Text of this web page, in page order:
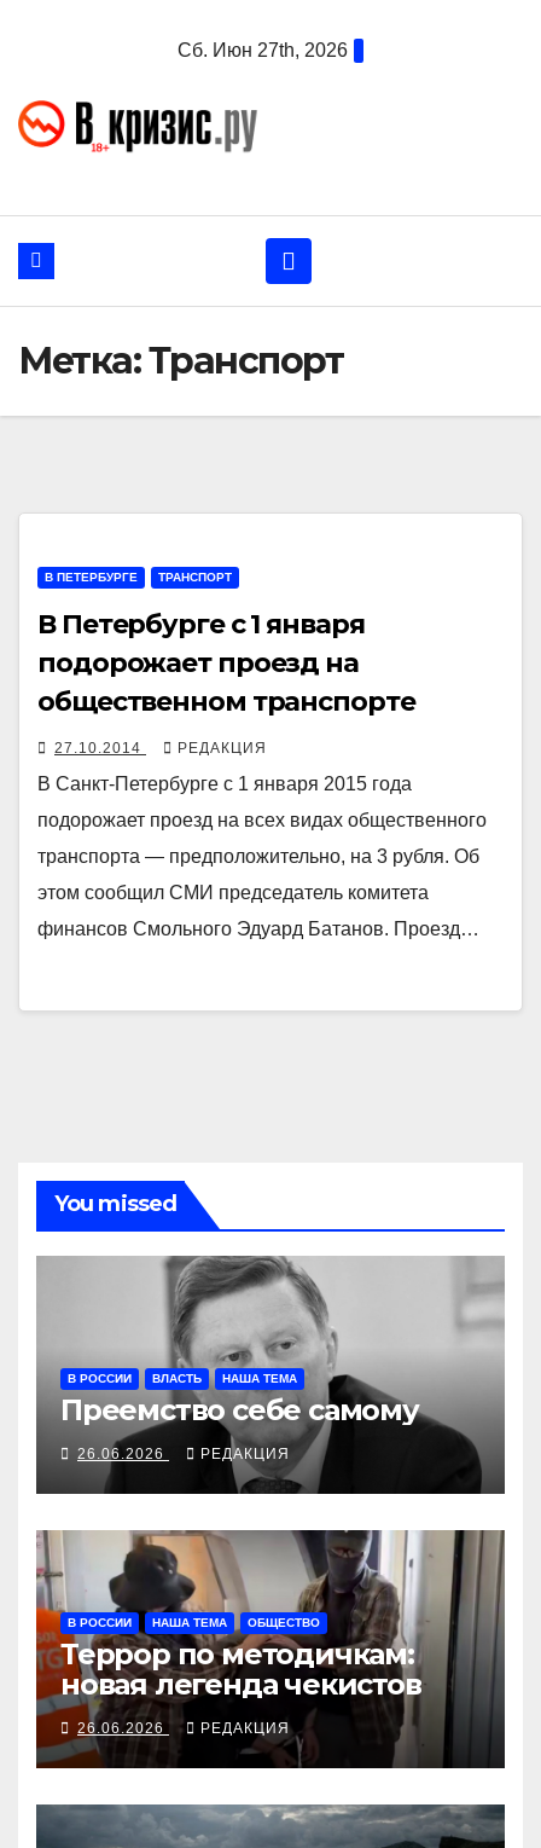
Сб. Июн 27th, 2026
Метка:Транспорт
В ПЕТЕРБУРГЕ ТРАНСПОРТ
В Петербурге с 1 января
подорожает проезд на
общественном транспорте
27.10.2014 РЕДАКЦИЯ
В Санкт-Петербурге с 1 января 2015 года
подорожает проезд на всех видах общественного
транспорта — предположительно, на 3 рубля. Об
этом сообщил СМИ председатель комитета
финансов Смольного Эдуард Батанов. Проезд…
You missed
В РОССИИ ВЛАСТЬ НАША ТЕМА
Преемство себе самому
26.06.2026 РЕДАКЦИЯ
В РОССИИ НАША ТЕМА ОБЩЕСТВО
Террор по методичкам:
новая легенда чекистов
26.06.2026 РЕДАКЦИЯ